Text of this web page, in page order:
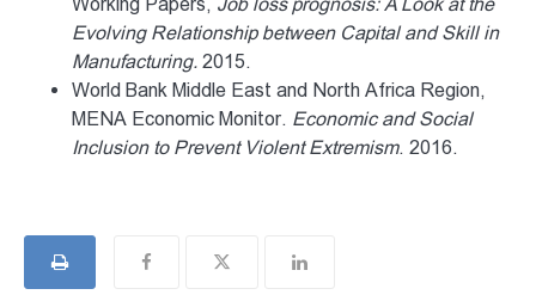
Evolving Relationship between Capital and Skill in
Manufacturing. 2015.
World Bank Middle East and North Africa Region,
MENA Economic Monitor. Economic and Social
Inclusion to Prevent Violent Extremism. 2016.